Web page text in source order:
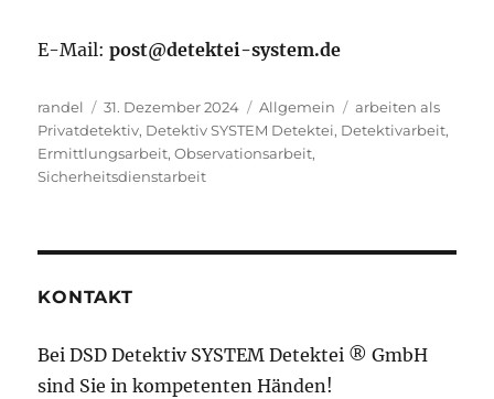
E-Mail:post@detektei-system.de
Autor
randel
Veröffentlicht
am
31. Dezember 2024 Kategorien
Allgemein Schlagwörter
arbeiten als
Privatdetektiv, Detektiv SYSTEM Detektei, Detektivarbeit,
Ermittlungsarbeit,Observationsarbeit,
Sicherheitsdienstarbeit
KONTAKT
Bei DSD Detektiv SYSTEM Detektei ® GmbH
sind Sie in kompetenten Händen!